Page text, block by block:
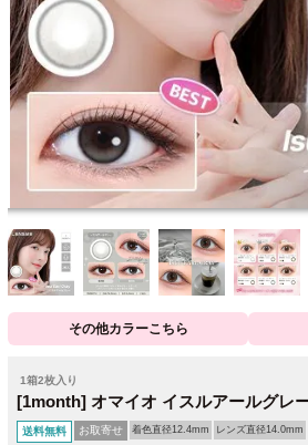
その他カラーこちら
1箱2枚入り
[1month] オマイオ イスルアールグレ
送料無料 お取寄せ 着色直径12.4mm レンズ直径14.0mm